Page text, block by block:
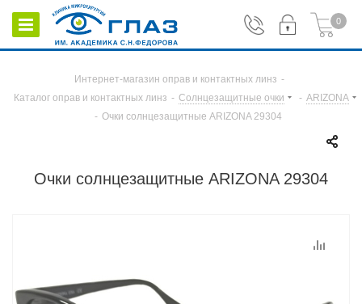
0
Интернет-магазин оправ и контактных линз -
Каталог оправ и контактных линз - Солнцезащитные очки - ARIZONA
- Очки солнцезащитные ARIZONA 29304
Очки солнцезащитные ARIZONA 29304